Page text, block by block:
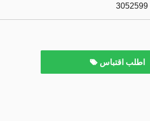
3052599
اطلب اقتباس